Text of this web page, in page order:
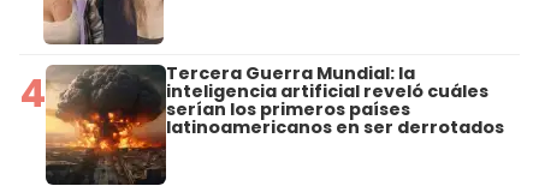
4 Tercera Guerra Mundial: la
inteligencia artificial reveló cuáles
serían los primeros países
latinoamericanos en ser derrotados